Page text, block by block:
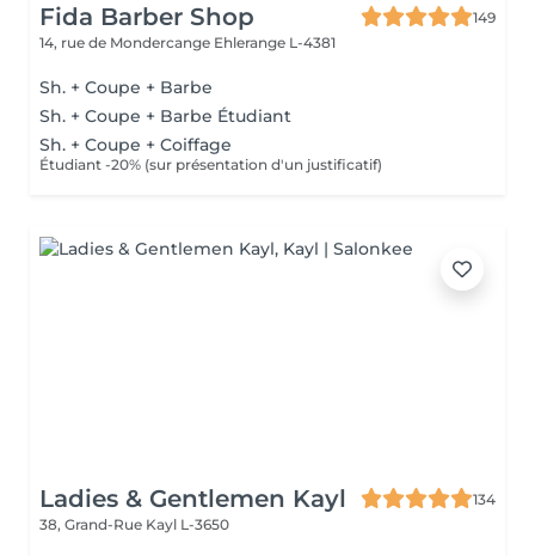
Fida Barber Shop
149
14, rue de Mondercange Ehlerange L-4381
Sh. + Coupe + Barbe
Sh. + Coupe + Barbe Étudiant
Sh. + Coupe + Coiffage
Étudiant -20% (sur présentation d'un justificatif)
Ladies & Gentlemen Kayl
134
38, Grand-Rue Kayl L-3650